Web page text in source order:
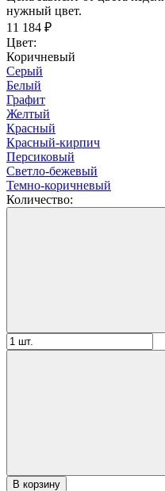
нужный цвет.
11 184 ₽
Цвет:
Коричневый
Серый
Белый
Графит
Желтый
Красный
Красный-кирпич
Персиковый
Светло-бежевый
Темно-коричневый
Количество:
В корзину